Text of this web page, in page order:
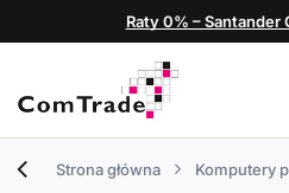
Raty 0% – Santander
Strona główna Komputery